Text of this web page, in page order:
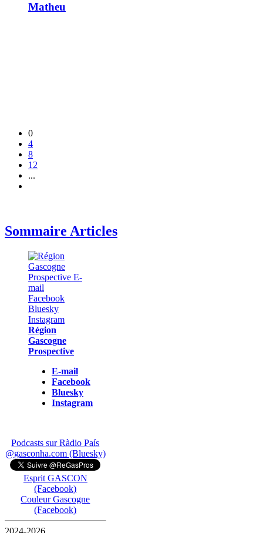
Matheu
0
4
8
12
...
Sommaire Articles
Région
Gascogne
Prospective
E-mail
Facebook
Bluesky
Instagram
Podcasts sur Ràdio País
@gasconha.com (Bluesky)
Esprit GASCON
(Facebook)
Couleur Gascogne
(Facebook)
2024-2026